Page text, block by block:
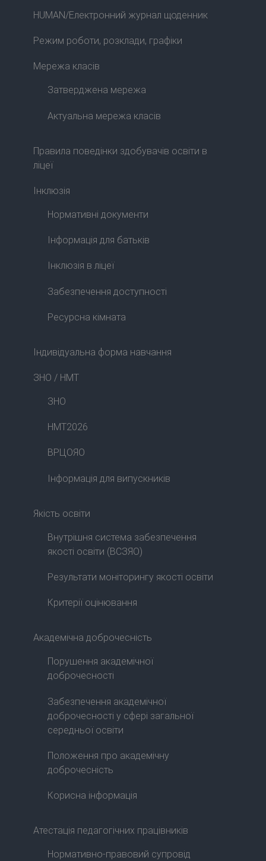
HUMAN/Електронний журнал щоденник
Режим роботи, розклади, графіки
Мережа класів
Затверджена мережа
Актуальна мережа класів
Правила поведінки здобувачів освіти в
ліцеї
Інклюзія
Нормативні документи
Інформація для батьків
Інклюзія в ліцеї
Забезпечення доступності
Ресурсна кімната
Індивідуальна форма навчання
ЗНО / НМТ
ЗНО
НМТ2026
ВРЦОЯО
Інформація для випускників
Якість освіти
Внутрішня система забезпечення
якості освіти (ВСЗЯО)
Результати моніторингу якості освіти
Критерії оцінювання
Академічна доброчесність
Порушення академічної
доброчесності
Забезпечення академічної
доброчесності у сфері загальної
середньої освіти
Положення про академічну
доброчесність
Корисна інформація
Атестація педагогічних працівників
Нормативно-правовий супровід